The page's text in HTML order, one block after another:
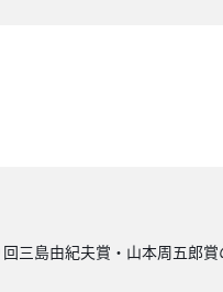
三島由紀夫賞・山本周五郎